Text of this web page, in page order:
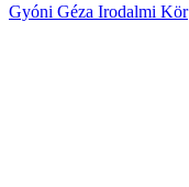
Gyóni Géza Irodalmi Kör